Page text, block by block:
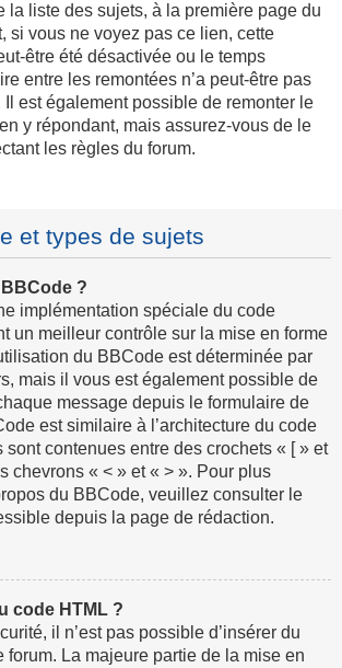
la liste des sujets, à la première page du
si vous ne voyez pas ce lien, cette
être été désactivée ou le temps
entre les remontées n’a peut-être pas
Il est également possible de remonter le
y répondant, mais assurez-vous de le
les règles du forum.
et types de sujets
BBCode ?
implémentation spéciale du code
un meilleur contrôle sur la mise en forme
du BBCode est déterminée par
mais il vous est également possible de
message depuis le formulaire de
est similaire à l’architecture du code
sont contenues entre des crochets « [ » et
chevrons « < » et « > ». Pour plus
du BBCode, veuillez consulter le
depuis la page de rédaction.
code HTML ?
il n’est pas possible d’insérer du
forum. La majeure partie de la mise en